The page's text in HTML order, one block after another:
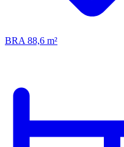
BRA 88,6 m²